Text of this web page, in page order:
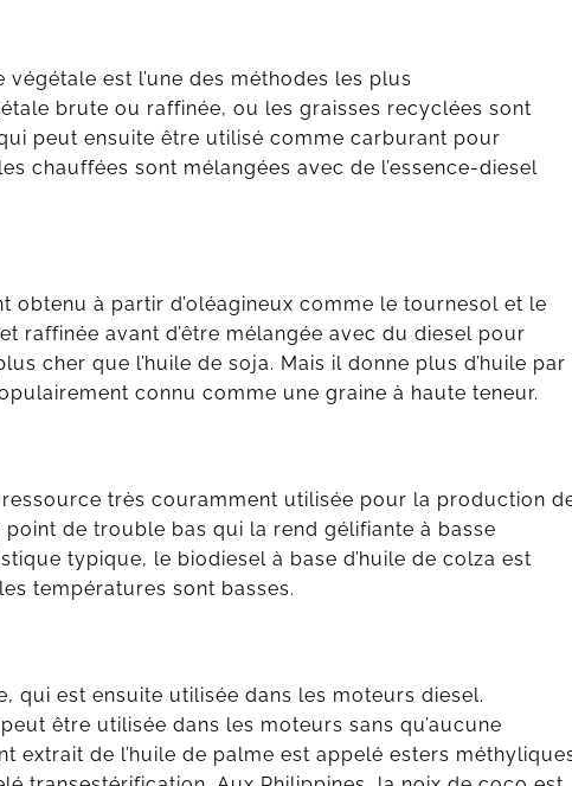
est l’une des méthodes les plus
brute ou raffinée, ou les graisses recyclées sont
peut ensuite être utilisé comme carburant pour
chauffées sont mélangées avec de l’essence-diesel
obtenu à partir d’oléagineux comme le tournesol et le
raffinée avant d’être mélangée avec du diesel pour
cher que l’huile de soja. Mais il donne plus d’huile par
connu comme une graine à haute teneur.
ressource très couramment utilisée pour la production
point de trouble bas qui la rend gélifiante à basse
typique, le biodiesel à base d’huile de colza est
températures sont basses.
qui est ensuite utilisée dans les moteurs diesel.
peut être utilisée dans les moteurs sans qu’aucune
extrait de l’huile de palme est appelé esters